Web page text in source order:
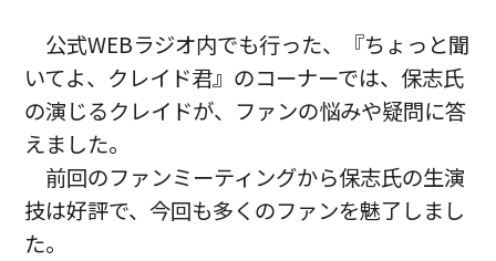
公式WEBラジオ内でも行った、『ちょっと聞
いてよ、クレイド君』のコーナーでは、保志氏
の演じるクレイドが、ファンの悩みや疑問に答
えました。
前回のファンミーティングから保志氏の生演
技は好評で、今回も多くのファンを魅了しまし
た。